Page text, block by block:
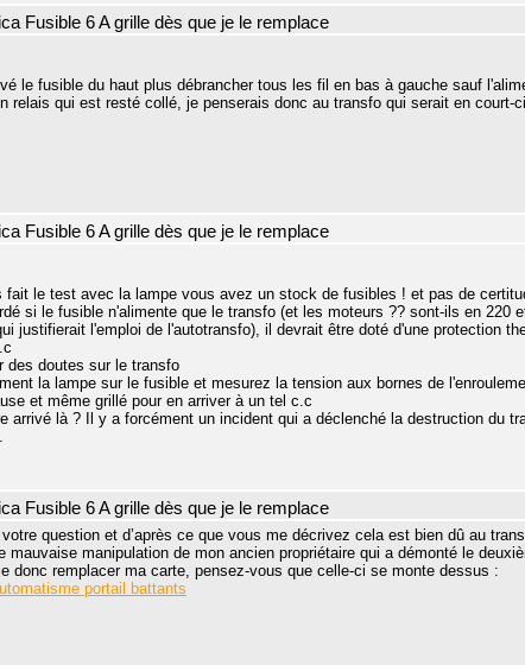
Fusible 6 A grille dès que je le remplace
le fusible du haut plus débrancher tous les fil en bas à gauche sauf
relais qui est resté collé, je penserais donc au transfo qui serait en court-
Fusible 6 A grille dès que je le remplace
fait le test avec la lampe vous avez un stock de fusibles ! et pas de
si le fusible n'alimente que le transfo (et les moteurs ?? sont-ils en 220
justifierait l'emploi de l'autotransfo), il devrait être doté d'une protection
des doutes sur le transfo
la lampe sur le fusible et mesurez la tension aux bornes de
et même grillé pour en arriver à un tel c.c
arrivé là ? Il y a forcément un incident qui a déclenché la destruction du
Fusible 6 A grille dès que je le remplace
question et d’après ce que vous me décrivez cela est bien dû au
mauvaise manipulation de mon ancien propriétaire qui a démonté le
donc remplacer ma carte, pensez-vous que celle-ci se monte dessus :
portail battants